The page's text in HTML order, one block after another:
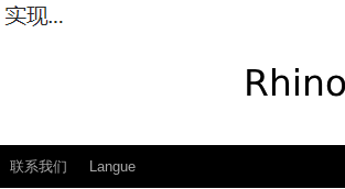
联系我们 Langue